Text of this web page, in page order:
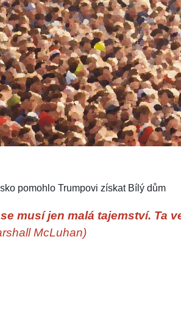
pomohlo Trumpovi získat Bílý dům
musí jen malá tajemství. Ta
McLuhan)